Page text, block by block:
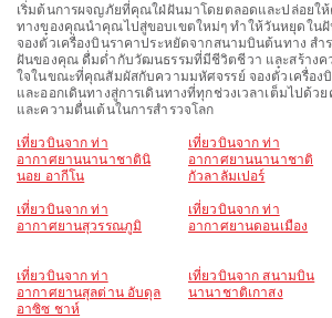
เริ่มต้นการผจญภัยที่คุณใฝ่ฝันมาโดยตลอดและปล่อยให้
ทางของคุณนำคุณไปสู่ขอบเขตใหม่ๆ ทำให้วันหยุดในฝั
จองตั๋วเครื่องบินราคาประหยัดจากสนามบินต้นทาง ส
ฝันของคุณ ดื่มด่ำกับวัฒนธรรมที่มีชีวิตชีวา และสร้างค
ใจในขณะที่คุณสัมผัสกับความมหัศจรรย์ จองตั๋วเครื่อง
และออกเดินทางสู่การเดินทางที่ทุกช่วงเวลาเต็มไปด้ว
และความตื่นเต้นในการสำรวจโลก
เที่ยวบินจาก ท่า
อากาศยานนานาชาตินิ
นอย อากีโน
เที่ยวบินจาก ท่า
อากาศยานนานาชาติ
กัวลาลัมเปอร์
เที่ยวบินจาก ท่า
อากาศยานสุวรรณภูมิ
เที่ยวบินจาก ท่า
อากาศยานดอนเมือง
เที่ยวบินจาก ท่า
อากาศยานสุลต่าน อับดุล
อาซิซ ชาห์
เที่ยวบินจาก สนามบิน
นานาชาติเกาสง